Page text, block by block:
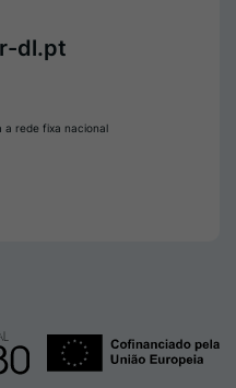
dl.pt
a rede fixa nacional